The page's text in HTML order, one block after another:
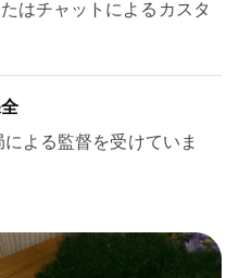
はチャットによるカスタ
よる監督を受けていま